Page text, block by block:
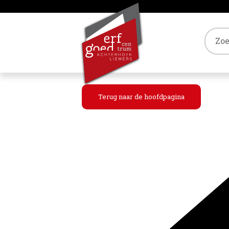
Terug naar de hoofdpagina